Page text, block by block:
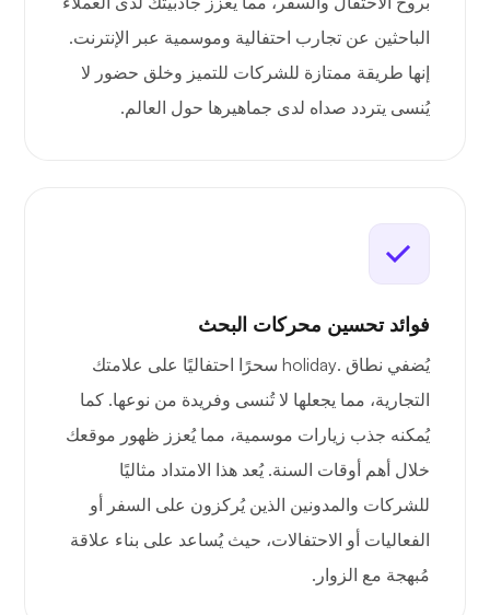
الباحثين عن تجارب احتفالية وموسمية عبر الإنترنت.
إنها طريقة ممتازة للشركات للتميز وخلق حضور لا
يُنسى يتردد صداه لدى جماهيرها حول العالم.
فوائد تحسين محركات البحث
يُضفي نطاق .holiday سحرًا احتفاليًا على علامتك
التجارية، مما يجعلها لا تُنسى وفريدة من نوعها. كما
يُمكنه جذب زيارات موسمية، مما يُعزز ظهور موقعك
خلال أهم أوقات السنة. يُعد هذا الامتداد مثاليًا
للشركات والمدونين الذين يُركزون على السفر أو
الفعاليات أو الاحتفالات، حيث يُساعد على بناء علاقة
مُبهجة مع الزوار.